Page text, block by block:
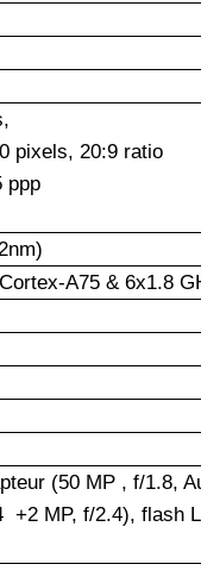
pixels, 20:9 ratio
ppp
A75 & 6x1.8
(50 MP , f/1.8,
+2 MP, f/2.4), flash